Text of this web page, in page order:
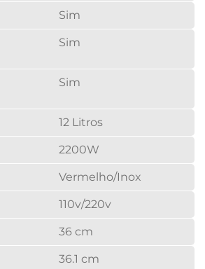
Sim
Sim
Sim
12 Litros
2200W
Vermelho/Inox
110v/220v
36 cm
36.1 cm